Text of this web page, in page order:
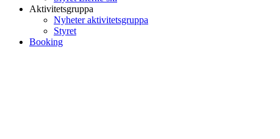
Aktivitetsgruppa
Nyheter aktivitetsgruppa
Styret
Booking